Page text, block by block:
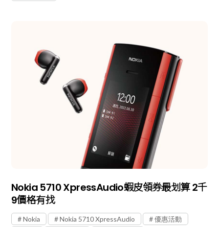
Nokia 5710 XpressAudio蝦皮領券最划算 2千
9價格有找
Nokia Nokia 5710 XpressAudio
優惠活動